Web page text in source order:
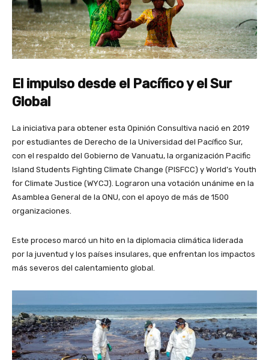
El impulso desde el Pacífico y el Sur
Global
La iniciativa para obtener esta Opinión Consultiva nació en 2019
por estudiantes de Derecho de la Universidad del Pacífico Sur,
con el respaldo del Gobierno de Vanuatu, la organización Pacific
Island Students Fighting Climate Change (PISFCC) y World’s Youth
for Climate Justice (WYCJ). Lograron una votación unánime en la
Asamblea General de la ONU, con el apoyo de más de 1500
organizaciones.
Este proceso marcó un hito en la diplomacia climática liderada
por la juventud y los países insulares, que enfrentan los impactos
más severos del calentamiento global.